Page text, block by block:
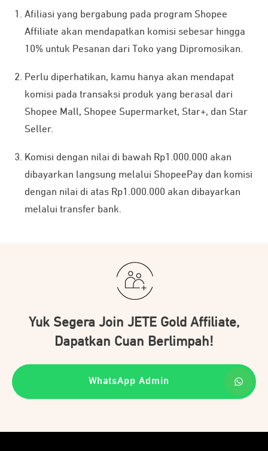
Afiliasi yang bergabung pada program Shopee
Affiliate akan mendapatkan komisi sebesar hingga
10% untuk Pesanan dari Toko yang Dipromosikan.
Perlu diperhatikan, kamu hanya akan mendapat
komisi pada transaksi produk yang berasal dari
Shopee Mall, Shopee Supermarket, Star+, dan Star
Seller.
Komisi dengan nilai di bawah Rp1.000.000 akan
dibayarkan langsung melalui ShopeePay dan komisi
dengan nilai di atas Rp1.000.000 akan dibayarkan
melalui transfer bank.
Yuk Segera Join JETE Gold Affiliate,
Dapatkan Cuan Berlimpah!
WhatsApp Admin